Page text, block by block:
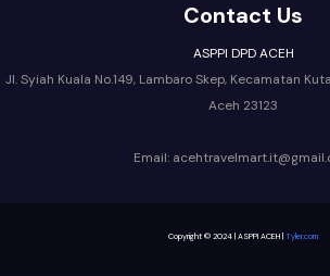
Contact Us
ASPPI DPD ACEH
Jl. Syiah Kuala No.149, Lambaro Skep, Kecamatan
Aceh 23123
Email:
Copyright © 2024 | ASPPI ACEH | Tyler.com